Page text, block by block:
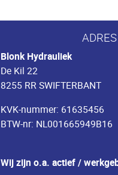
ADRES
Blonk Hydrauliek
De Kil 22
8255 RR SWIFTERBANT
KVK-nummer: 61635456
BTW-nr: NL001665949B16
Wij zijn o.a. actief /